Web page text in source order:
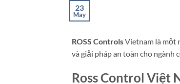
23
May
ROSS ControlsVietnam là một
và giải pháp an toàn cho ngành
Ross Control Việt